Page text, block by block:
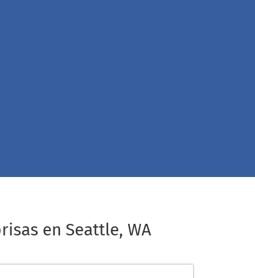
en Seattle, WA